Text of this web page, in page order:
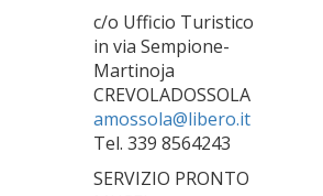
c/o Ufficio Turistico
in via Sempione-
Martinoja
CREVOLADOSSOLA
amossola@libero.it
Tel. 339 8564243
SERVIZIO PRONTO